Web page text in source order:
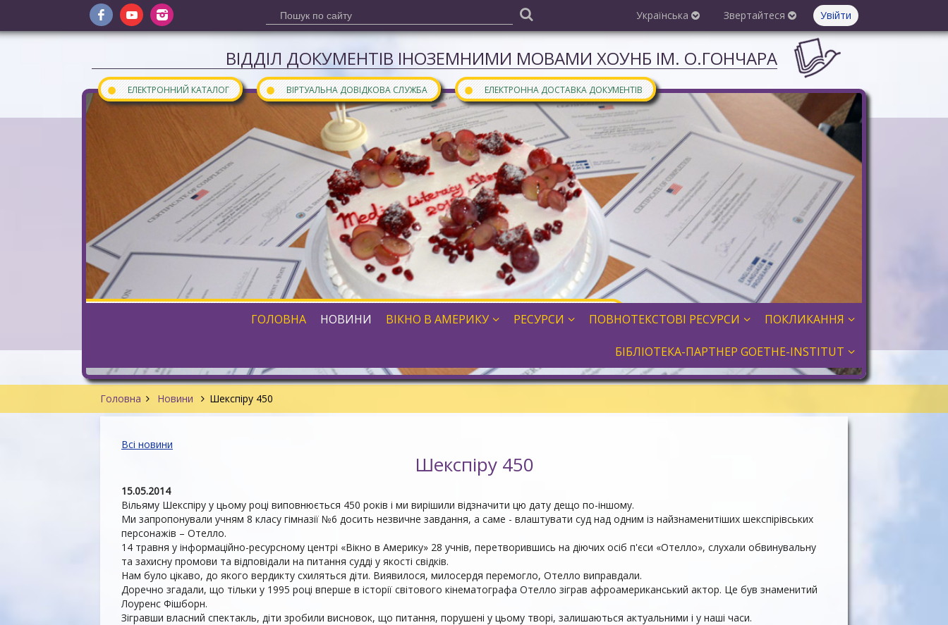
Українська Звертайтеся Увійти
ВІДДІЛ ДОКУМЕНТІВ ІНОЗЕМНИМИ МОВАМИ ХОУНБ ІМ. О.ГОНЧАРА
● ЕЛЕКТРОННИЙ КАТАЛОГ ● ВІРТУАЛЬНА ДОВІДКОВА СЛУЖБА ● ЕЛЕКТРОННА ДОСТАВКА ДОКУМЕНТІВ
Сайт відділу документів іноземними мовами є частиноюбібліотечного порталу
ГОЛОВНА НОВИНИ ВІКНО В АМЕРИКУ РЕСУРСИ ПОВНОТЕКСТОВІ РЕСУРСИ ПОКЛИКАННЯ
БІБЛІОТЕКА-ПАРТНЕР GOETHE-INSTITUT
Головна Новини Шекспіру 450
Всі новини
Шекспіру 450
15.05.2014
Вільяму Шекспіру у цьому році виповнюється 450 років і ми вирішили відзначити цю дату дещо по-іншому.
Ми запропонували учням 8 класу гімназії №6 досить незвичне завдання, а саме - влаштувати суд над одним із найзнаменитіших шекспірівських
персонажів – Отелло.
14 травня у інформаційно-ресурсному центрі «Вікно в Америку» 28 учнів, перетворившись на діючих осіб п'єси «Отелло», слухали обвинувальну
та захисну промови та відповідали на питання судді у якості свідків.
Нам було цікаво, до якого вердикту схиляться діти. Виявилося, милосердя перемогло, Отелло виправдали.
Доречно згадали, що тільки у 1995 році вперше в історії світового кінематографа Отелло зіграв афроамериканський актор. Це був знаменитий
Лоуренс Фішборн.
Зігравши власний спектакль, діти зробили висновок, що питання, порушені у цьому творі, залишаються актуальними і у наші часи.